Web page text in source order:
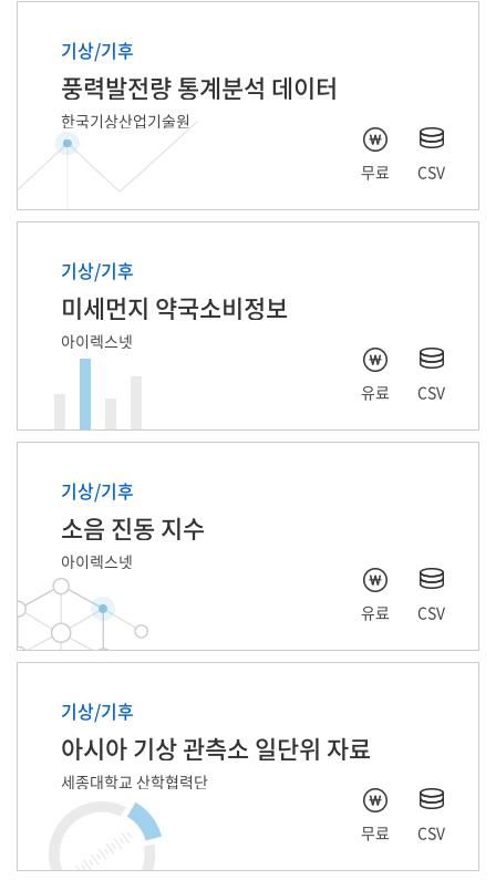
기상/기후
풍력발전량 통계분석 데이터
한국기상산업기술원
무료 CSV
기상/기후
미세먼지 약국소비정보
아이렉스넷
유료 CSV
기상/기후
소음 진동 지수
아이렉스넷
유료 CSV
기상/기후
아시아 기상 관측소 일단위 자료
세종대학교 산학협력단
무료 CSV